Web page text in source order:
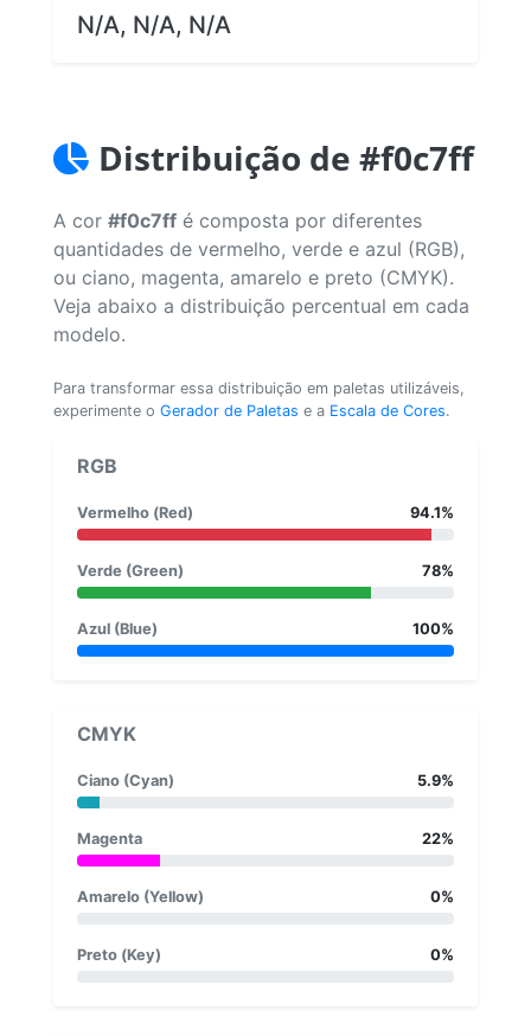
N/A, N/A, N/A
Distribuição de #f0c7ff
A cor #f0c7ff é composta por diferentes
quantidades de vermelho, verde e azul (RGB),
ou ciano, magenta, amarelo e preto (CMYK).
Veja abaixo a distribuição percentual em cada
modelo.
Para transformar essa distribuição em paletas utilizáveis,
experimente o Gerador de Paletas e a Escala de Cores.
RGB
Vermelho (Red) 94.1%
Verde (Green) 78%
Azul (Blue) 100%
CMYK
Ciano (Cyan) 5.9%
Magenta 22%
Amarelo (Yellow) 0%
Preto (Key) 0%